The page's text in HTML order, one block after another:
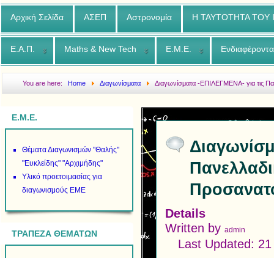
Αρχική Σελίδα ΑΣΕΠ Αστρονομία Η ΤΑΥΤΟΤΗΤΑ ΤΟΥ
Ε.Α.Π. Maths & New Tech Ε.Μ.Ε.
You are here:Home Διαγωνίσματα
Διαγωνίσματα -ΕΠΙΛΕΓΜΕΝΑ- για τις
Προσανατολισμού
Ε.Μ.Ε.
Θέματα Διαγωνισμών "Θαλής"
"Ευκλείδης" "Αρχιμήδης"
Υλικό προετοιμασίας για
διαγωνισμούς ΕΜΕ
ΤΡΑΠΕΖΑ ΘΕΜΑΤΩΝ
Details
Written byadmin
Last Updated: